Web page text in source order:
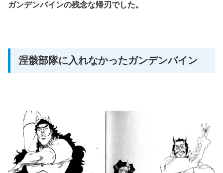
ガンデンバインの残念な帰刃でした。
涅骸部隊に入れなかったガンデンバイン